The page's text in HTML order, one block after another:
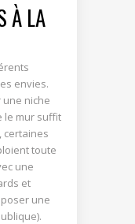
À LA
envies.
une niche
le mur suffit
certaines
toute
une
et
une